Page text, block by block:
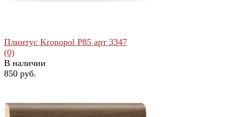
Плинтус Kronopol Р85 арт 3347
(0)
В наличии
850 руб.